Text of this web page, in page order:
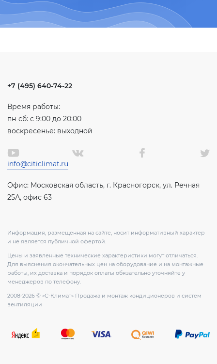
+7 (495) 640-74-22
Время работы:
пн-сб: с 9:00 до 20:00
воскресенье: выходной
info@citiclimat.ru
Офис: Московская область, г. Красногорск, ул. Речная
25А, офис 63
Информация, размещенная на сайте, носит информативный характер
и не является публичной офертой.
Цены и заявленные технические характеристики могут отличаться.
Для выяснения окончательных цен на оборудование и на монтажные
работы, их доставка и порядок оплаты обязательно уточняйте у
менеджеров по телефону.
2008-2026 © «С-Климат» Продажа и монтаж кондиционеров и систем
вентиляции